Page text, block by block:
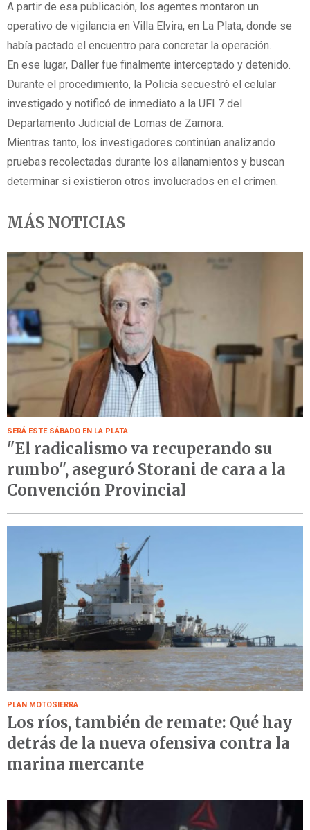
A partir de esa publicación, los agentes montaron un
operativo de vigilancia en Villa Elvira, en La Plata, donde se
había pactado el encuentro para concretar la operación.
En ese lugar, Daller fue finalmente interceptado y detenido.
Durante el procedimiento, la Policía secuestró el celular
investigado y notificó de inmediato a la UFI 7 del
Departamento Judicial de Lomas de Zamora.
Mientras tanto, los investigadores continúan analizando
pruebas recolectadas durante los allanamientos y buscan
determinar si existieron otros involucrados en el crimen.
MÁS NOTICIAS
SERÁ ESTE SÁBADO EN LA PLATA
"El radicalismo va recuperando su
rumbo", aseguró Storani de cara a la
Convención Provincial
PLAN MOTOSIERRA
Los ríos, también de remate: Qué hay
detrás de la nueva ofensiva contra la
marina mercante